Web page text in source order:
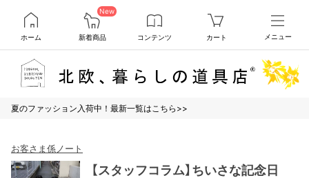
ホーム
New
新着商品 コンテンツ カート メニュー
夏のファッション入荷中！最新一覧はこちら>>
お客さま係ノート
【スタッフコラム】ちいさな記念日